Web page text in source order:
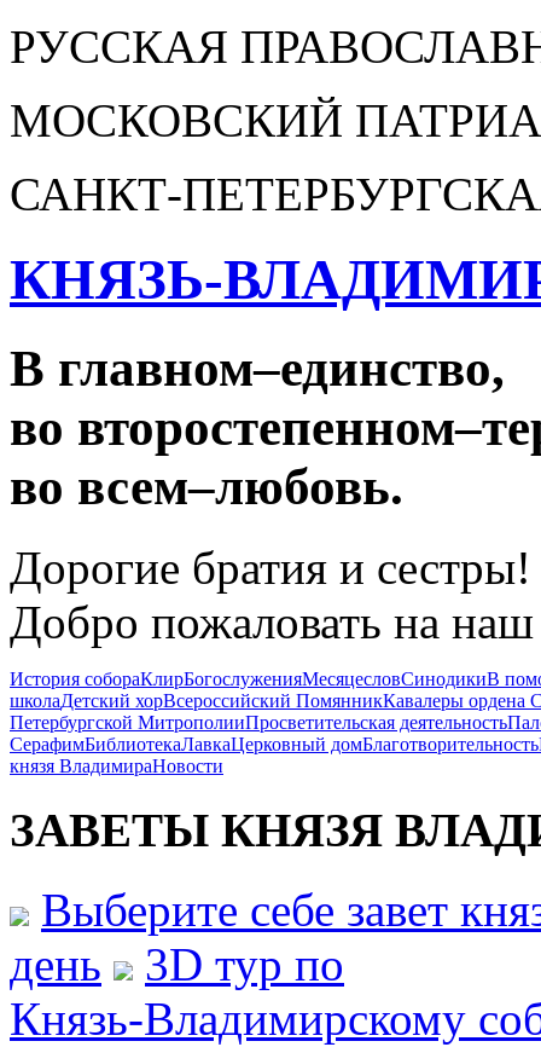
РУССКАЯ
МОСКОВСКИЙ
САНКТ-
КНЯЗЬ-
В главном–единство,
во второстепенном–
во всем–любовь.
Дорогие братия и
Добро пожаловать на наш
История собораКлирБогослуженияМесяцесловСинодикиВ
школаДетский хорВсероссийский ПомянникКавалеры ордена
Петербургской МитрополииПросветительская деятельность
СерафимБиблиотекаЛавкаЦерковный домБлаготворительность
князя ВладимираНовости
ЗАВЕТЫ КНЯЗЯ
Выберите себе завет
день
3D тур по
Князь-Владимирскому